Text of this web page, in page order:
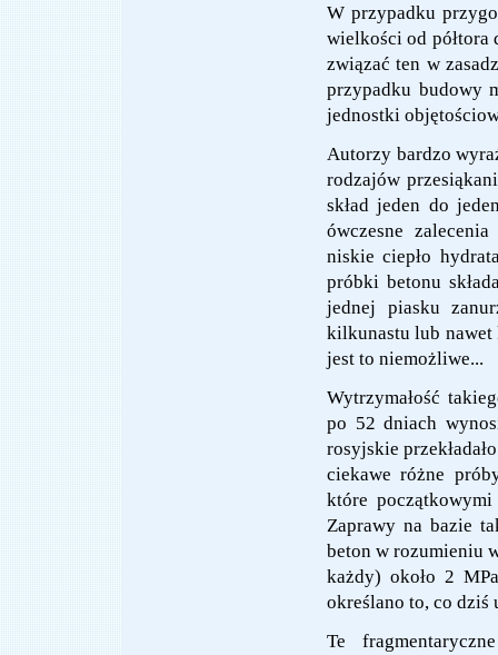
W przypadku
wielkości od
związać ten w
przypadku budowy
jednostki
Autorzy bardzo
rodzajów
skład jeden do
ówczesne
niskie ciepło
próbki betonu
jednej piasku
kilkunastu lub
jest to niemożliwe...
Wytrzymałość
po 52 dniach
rosyjskie
ciekawe różne
które
Zaprawy na bazie
beton w rozumieniu
każdy) około 2
określano to, co dziś
Te